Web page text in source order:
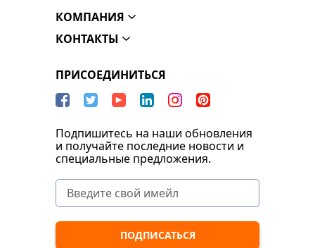
КОМПАНИЯ
КОНТАКТЫ
ПРИСОЕДИНИТЬСЯ
Подпишитесь на наши обновления
и получайте последние новости и
специальные предложения.